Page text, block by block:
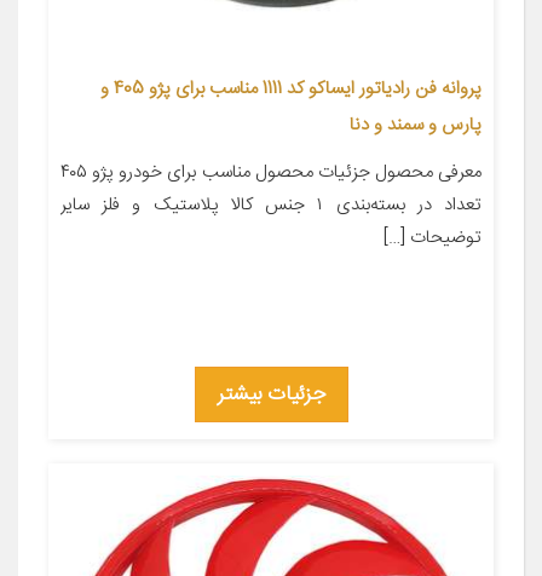
پروانه فن رادياتور ایساکو کد 1111 مناسب برای پژو 405 و
پارس و سمند و دنا
معرفی محصول جزئیات محصول مناسب برای خودرو پژو ۴۰۵
تعداد در بسته‌بندی ۱ جنس کالا پلاستیک و فلز سایر
توضیحات […]
جزئیات بیشتر